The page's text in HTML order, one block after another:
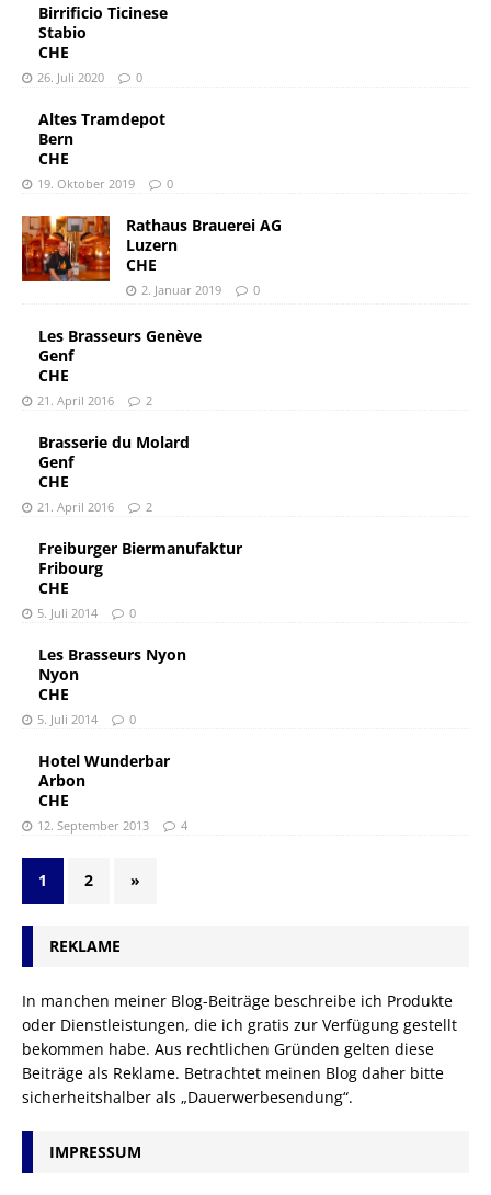
Birrificio Ticinese
Stabio
CHE
26. Juli 2020 0
Altes Tramdepot
Bern
CHE
19. Oktober 2019 0
Rathaus Brauerei AG
Luzern
CHE
2. Januar 2019 0
Les Brasseurs Genève
Genf
CHE
21. April 2016 2
Brasserie du Molard
Genf
CHE
21. April 2016 2
Freiburger Biermanufaktur
Fribourg
CHE
5. Juli 2014 0
Les Brasseurs Nyon
Nyon
CHE
5. Juli 2014 0
Hotel Wunderbar
Arbon
CHE
12. September 2013 4
1 2 »
REKLAME
In manchen meiner Blog-Beiträge beschreibe ich Produkte
oder Dienstleistungen, die ich gratis zur Verfügung gestellt
bekommen habe. Aus rechtlichen Gründen gelten diese
Beiträge als Reklame. Betrachtet meinen Blog daher bitte
sicherheitshalber als „Dauerwerbesendung“.
IMPRESSUM